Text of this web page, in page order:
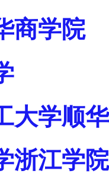
商学院
大学顺
浙江学院